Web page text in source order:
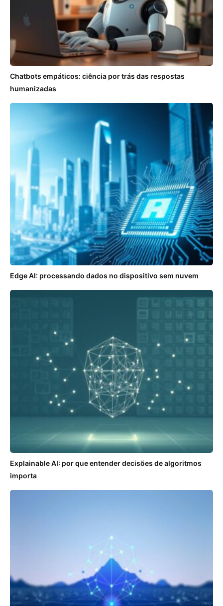
Chatbots empáticos: ciência por trás das respostas
humanizadas
Edge AI: processando dados no dispositivo sem nuvem
Explainable AI: por que entender decisões de algoritmos
importa